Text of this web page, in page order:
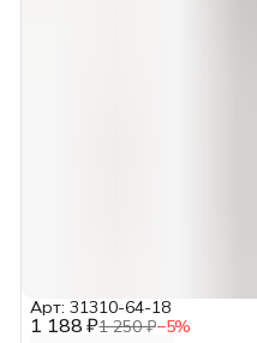
1 188 ₽1 250 ₽−5%
Арт: 31310-64-18